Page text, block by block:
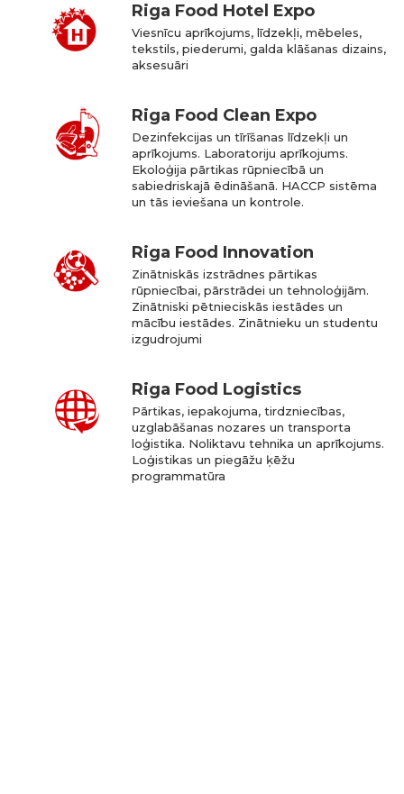
Riga Food Hotel Expo
Viesnīcu aprīkojums, līdzekļi, mēbeles,
tekstils, piederumi, galda klāšanas dizains,
aksesuāri
Riga Food Clean Expo
Dezinfekcijas un tīrīšanas līdzekļi un
aprīkojums. Laboratoriju aprīkojums.
Ekoloģija pārtikas rūpniecībā un
sabiedriskajā ēdināšanā. HACCP sistēma
un tās ieviešana un kontrole.
Riga Food Innovation
Zinātniskās izstrādnes pārtikas
rūpniecībai, pārstrādei un tehnoloģijām.
Zinātniski pētnieciskās iestādes un
mācību iestādes. Zinātnieku un studentu
izgudrojumi
Riga Food Logistics
Pārtikas, iepakojuma, tirdzniecības,
uzglabāšanas nozares un transporta
loģistika. Noliktavu tehnika un aprīkojums.
Loģistikas un piegāžu ķēžu
programmatūra